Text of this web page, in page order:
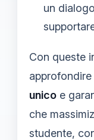
un
Con queste
approfondire
unico e
che
studente,